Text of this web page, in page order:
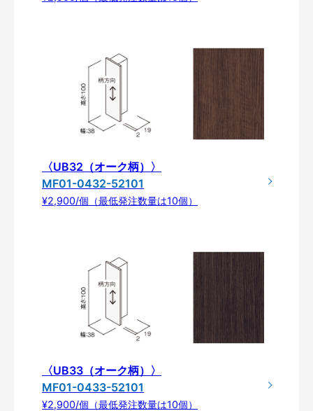
〈UB32（オーク柄）〉
MF01-0432-52101
¥2,900/個（最低発注数量は10個）
〈UB33（オーク柄）〉
MF01-0433-52101
¥2,900/個（最低発注数量は10個）